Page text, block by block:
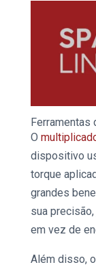
Ferramentas
O
dispositivo
torque
grandes
sua
em vez de
Além disso, o